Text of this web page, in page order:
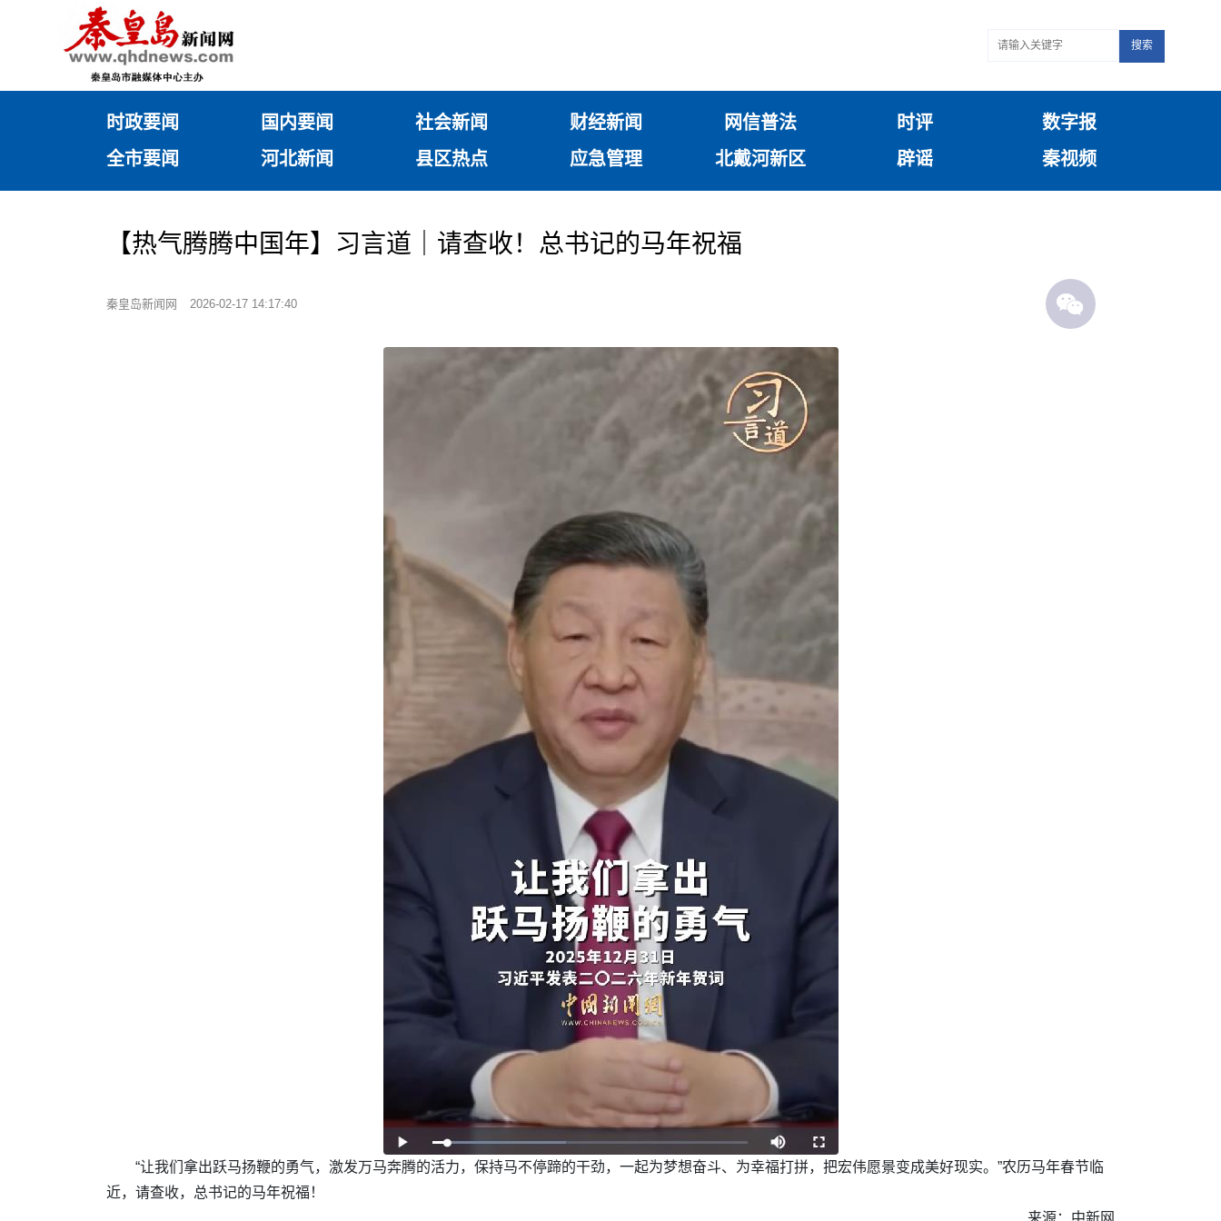
搜索
时政要闻 国内要闻 社会新闻 财经新闻 网信普法 时评
数字报
全市要闻
河北新闻 县区热点 应急管理 北戴河新区 辟谣 秦视频
【热气腾腾中国年】习言道｜请查收！总书记的马年祝福
秦皇岛新闻网 2026-02-17 14:17:40
“让我们拿出跃马扬鞭的勇气，激发万马奔腾的活力，保持马不停蹄的干劲，一起为梦想奋斗、为幸福打拼，把宏伟愿景变成美好现实。”农历马年春节临
近，请查收，总书记的马年祝福！
来源：中新网